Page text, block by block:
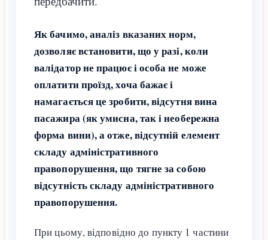
Як бачимо, аналіз вказаних норм,
дозволяє встановити, що у разі, коли
валідатор не працює і особа не може
оплатити проїзд, хоча бажає і
намагається це зробити, відсутня вина
пасажира (як умисна, так і необережна
форма вини), а отже, відсутній елемент
складу адміністративного
правопорушення, що тягне за собою
відсутність складу адміністративного
правопорушення.
При цьому, відповідно до пункту 1 частини